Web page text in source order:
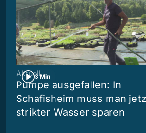
3 Min
Aktuell
Pumpe ausgefallen: In
Schafisheim muss man
strikter Wasser sparen